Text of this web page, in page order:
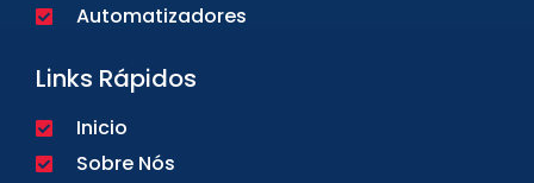
Automatizadores
Links Rápidos
Inicio
Sobre Nós